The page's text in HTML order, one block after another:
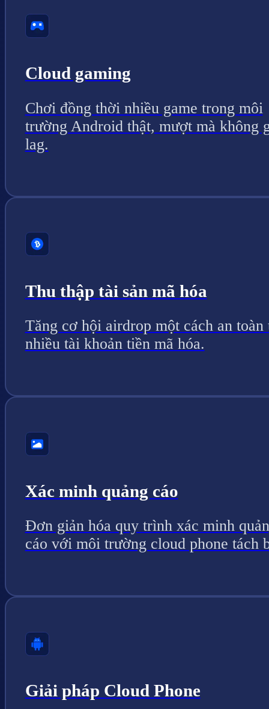
Cloud gaming
Chơi đồng thời nhiều game trong môi
trường Android thật, mượt mà không
lag.
Thu thập tài sản mã hóa
Tăng cơ hội airdrop một cách an toàn
nhiều tài khoản tiền mã hóa.
Xác minh quảng cáo
Đơn giản hóa quy trình xác minh
cáo với môi trường cloud phone tách
Giải pháp Cloud Phone